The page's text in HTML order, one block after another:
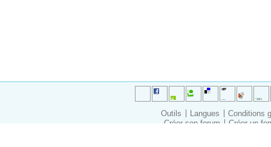
Outils Langues
Conditions
Créer son forum
Créer un